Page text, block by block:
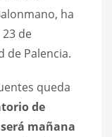
ha
de
de Palencia.
queda
de
mañana